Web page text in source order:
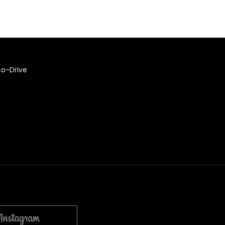
Drive